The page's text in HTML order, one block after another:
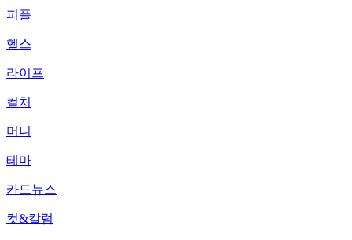
피플
헬스
라이프
컬처
머니
테마
카드뉴스
컷&칼럼